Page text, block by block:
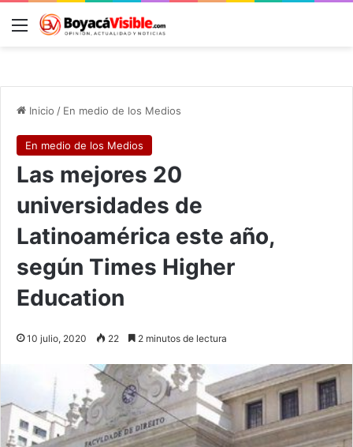
Menú
Inicio / En medio de los Medios
En medio de los Medios
Las mejores 20
universidades de
Latinoamérica este año,
según Times Higher
Education
10 julio, 2020 22 2 minutos de lectura